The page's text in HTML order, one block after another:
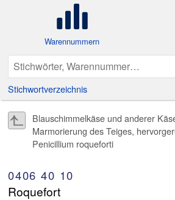
Warennummern
Stichwortverzeichnis
Blauschimmelkäse und anderer
Marmorierung des Teiges,
Penicillium roqueforti
0406 40 10
Roquefort